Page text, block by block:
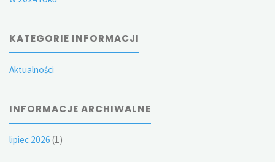
KATEGORIE INFORMACJI
Aktualności
INFORMACJE ARCHIWALNE
lipiec 2026 (1)